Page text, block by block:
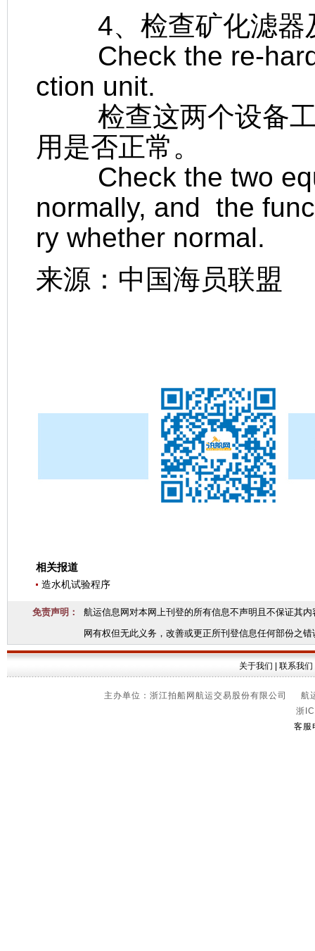
4、检查矿化滤器
Check the re-
ction unit.
检查这两个设备工
用是否正常。
Check the two
normally, and the
ry whether normal.
来源：中国海员联盟
相关报道
造水机试验程序
免责声明：
航运信息网对本网上刊登的所有信息不声明且不保证其
网有权但无此义务，改善或更正所刊登信息任何部份之错
关于我们 联系我们
主办单位：浙江拍船网航运交易股份有限公司
浙
客服